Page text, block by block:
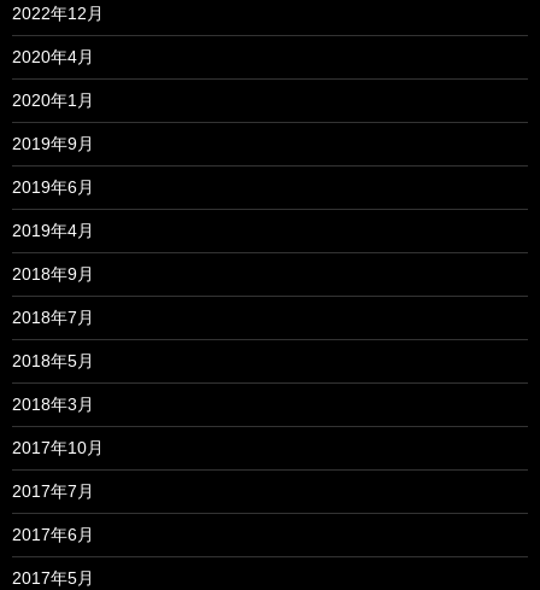
2022年12月
2020年4月
2020年1月
2019年9月
2019年6月
2019年4月
2018年9月
2018年7月
2018年5月
2018年3月
2017年10月
2017年7月
2017年6月
2017年5月